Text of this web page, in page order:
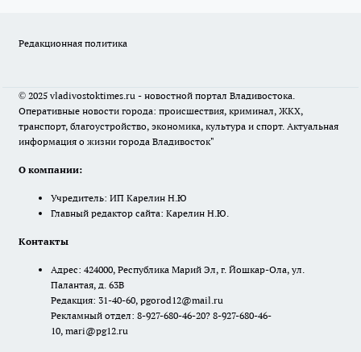
Редакционная политика
© 2025 vladivostoktimes.ru - новостной портал Владивостока.
Оперативные новости города: происшествия, криминал, ЖКХ,
транспорт, благоустройство, экономика, культура и спорт. Актуальная
информация о жизни города Владивосток"
О компании:
Учредитель: ИП Карелин Н.Ю
Главный редактор сайта: Карелин Н.Ю.
Контакты
Адрес: 424000, Республика Марий Эл, г. Йошкар-Ола, ул.
Палантая, д. 63В
Редакция: 31-40-60, pgorod12@mail.ru
Рекламный отдел: 8-927-680-46-20? 8-927-680-46-
10, mari@pg12.ru